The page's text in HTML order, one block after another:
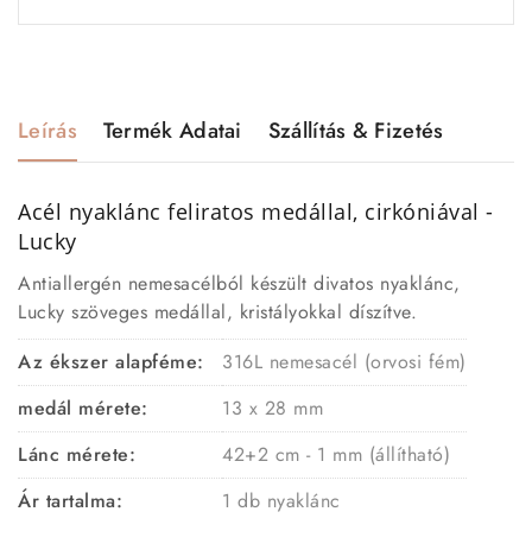
Leírás Termék Adatai Szállítás & Fizetés
Acél nyaklánc feliratos medállal, cirkóniával -
Lucky
Antiallergén nemesacélból készült divatos nyaklánc,
Lucky szöveges medállal, kristályokkal díszítve.
Az ékszer alapféme:
316L nemesacél (orvosi fém)
medál mérete:
13 x 28 mm
Lánc mérete:
42+2 cm - 1 mm (állítható)
Ár tartalma:
1 db nyaklánc